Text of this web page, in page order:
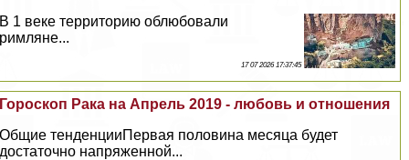
В 1 веке территорию облюбовали
римляне...
17 07 2026 17:37:45
Гороскоп Paка на Апрель 2019 - любовь и отношения
Общие тенденцииПервая половина месяца будет
достаточно напряженной...